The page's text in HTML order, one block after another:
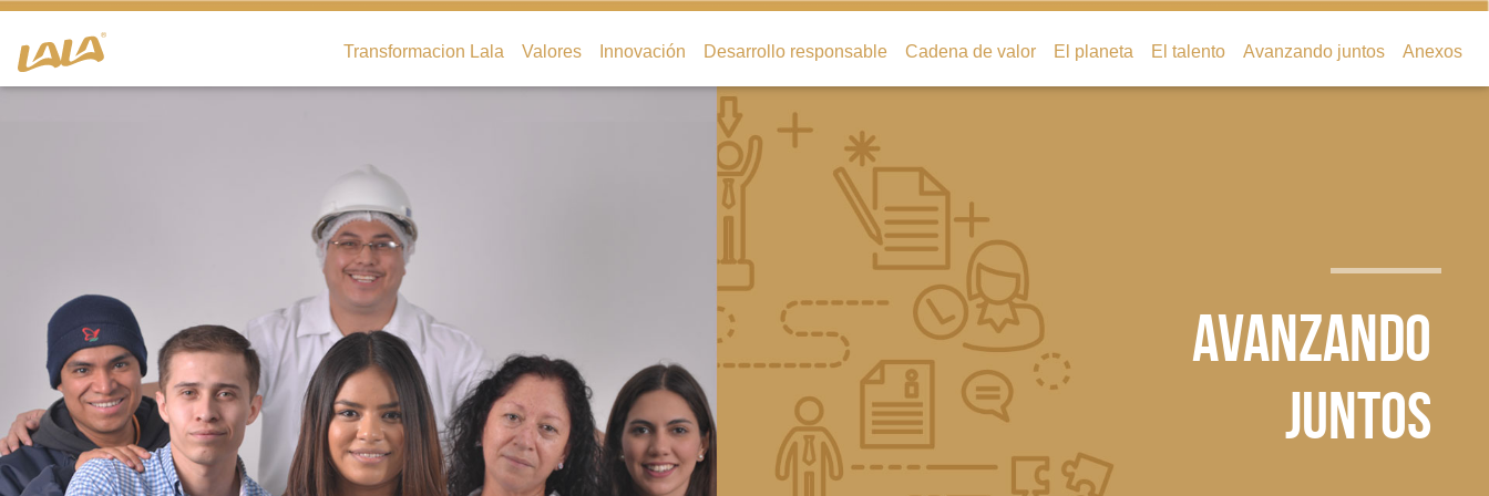
Transformacion Lala Valores Innovación Desarrollo responsable Cadena de valor El planeta El talento Avanzando juntos Anexos
AVANZANDO
JUNTOS